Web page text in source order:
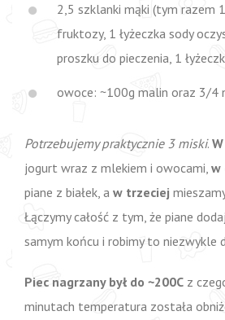
2,5 szklanki mąki (tym razem
fruktozy, 1 łyżeczka sody
proszku do pieczenia, 1
owoce: ~100g malin oraz 3/4
Potrzebujemy praktycznie 3 miski.
jogurt wraz z mlekiem i owocami, w
piane z białek, a w trzeciej
Łączymy całość z tym, że piane
samym końcu i robimy to niezwykle
Piec nagrzany był do ~200C z
minutach temperatura została